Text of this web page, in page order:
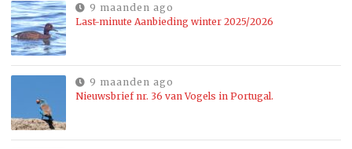
9 maanden ago
Last-minute Aanbieding winter 2025/2026
9 maanden ago
Nieuwsbrief nr. 36 van Vogels in Portugal.